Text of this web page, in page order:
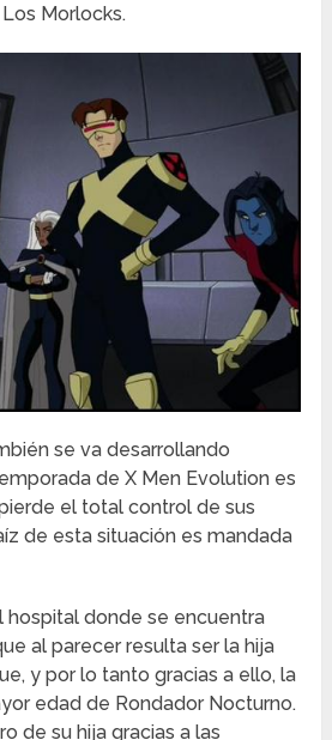
Morlocks.
se va desarrollando
de X Men Evolution es
el total control de sus
de esta situación es mandada
hospital donde se encuentra
al parecer resulta ser la hija
y por lo tanto gracias a ello, la
edad de Rondador Nocturno.
de su hija gracias a las